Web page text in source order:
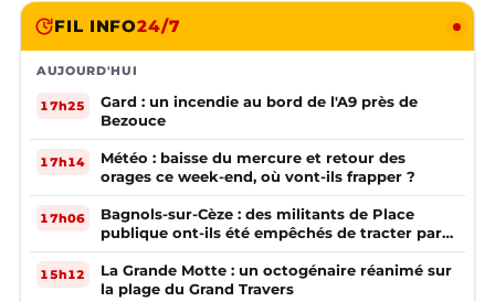
FIL INFO24/7
AUJOURD'HUI
17h25
Gard : un incendie au bord de l'A9 près de
Bezouce
17h14
Météo : baisse du mercure et retour des
orages ce week-end, où vont-ils frapper ?
17h06
Bagnols-sur-Cèze : des militants de Place
publique ont-ils été empêchés de tracter par
la mairie ?
15h12
La Grande Motte : un octogénaire réanimé sur
la plage du Grand Travers